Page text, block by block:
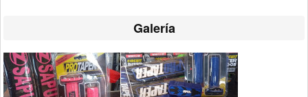
Galería